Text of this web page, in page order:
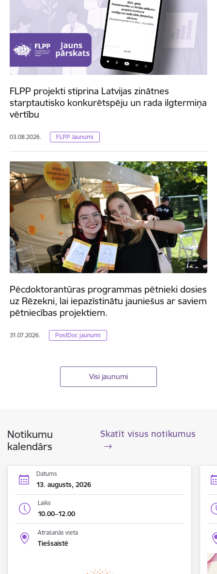
FLPP projekti stiprina Latvijas zinātnes
starptautisko konkurētspēju un rada ilgtermiņa
vērtību
03.08.2026. FLPP Jaunumi
Pēcdoktorantūras programmas pētnieki dosies
uz Rēzekni, lai iepazīstinātu jauniešus ar saviem
pētniecības projektiem.
31.07.2026. PostDoc jaunumi
Visi jaunumi
Notikumu
kalendārs
Skatīt visus notikumus
Datums
13. augusts, 2026
Laiks
10.00–12.00
Atrašanās vieta
Tiešsaistē